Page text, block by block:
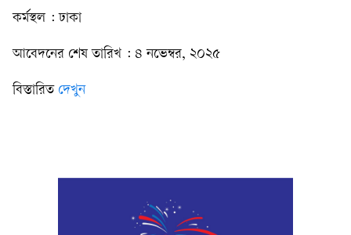
কর্মস্থল : ঢাকা
আবেদনের শেষ তারিখ : ৪ নভেম্বর, ২০২৫
বিস্তারিত দেখুন